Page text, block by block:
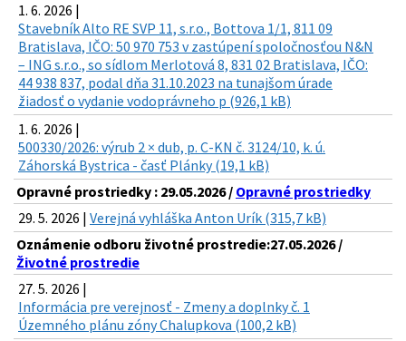
1. 6. 2026 |
Stavebník Alto RE SVP 11, s.r.o., Bottova 1/1, 811 09
Bratislava, IČO: 50 970 753 v zastúpení spoločnosťou N&N
– ING s.r.o., so sídlom Merlotová 8, 831 02 Bratislava, IČO:
44 938 837, podal dňa 31.10.2023 na tunajšom úrade
žiadosť o vydanie vodoprávneho p (926,1 kB)
1. 6. 2026 |
500330/2026: výrub 2 × dub, p. C-KN č. 3124/10, k. ú.
Záhorská Bystrica - časť Plánky (19,1 kB)
Opravné prostriedky : 29.05.2026 / Opravné prostriedky
29. 5. 2026 | Verejná vyhláška Anton Urík (315,7 kB)
Oznámenie odboru životné prostredie:27.05.2026 /
Životné prostredie
27. 5. 2026 |
Informácia pre verejnosť - Zmeny a doplnky č. 1
Územného plánu zóny Chalupkova (100,2 kB)